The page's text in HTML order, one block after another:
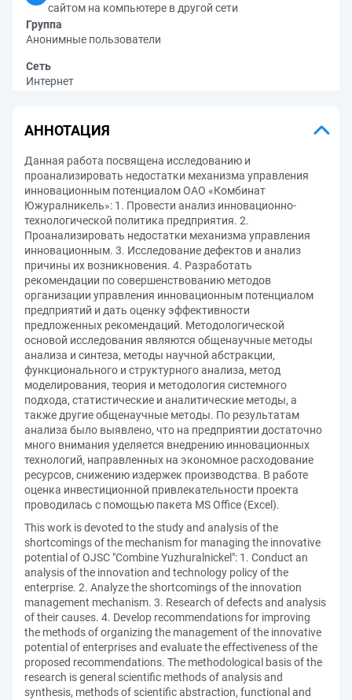
сайтом на компьютере в другой сети
Группа
Анонимные пользователи
Сеть
Интернет
АННОТАЦИЯ
Данная работа посвящена исследованию и
проанализировать недостатки механизма управления
инновационным потенциалом ОАО «Комбинат
Южуралникель»: 1. Провести анализ инновационно-
технологической политика предприятия. 2.
Проанализировать недостатки механизма управления
инновационным. 3. Исследование дефектов и анализ
причины их возникновения. 4. Разработать
рекомендации по совершенствованию методов
организации управления инновационным потенциалом
предприятий и дать оценку эффективности
предложенных рекомендаций. Методологической
основой исследования являются общенаучные методы
анализа и синтеза, методы научной абстракции,
функционального и структурного анализа, метод
моделирования, теория и методология системного
подхода, статистические и аналитические методы, а
также другие общенаучные методы. По результатам
анализа было выявлено, что на предприятии достаточно
много внимания уделяется внедрению инновационных
технологий, направленных на экономное расходование
ресурсов, снижению издержек производства. В работе
оценка инвестиционной привлекательности проекта
проводилась с помощью пакета MS Office (Excel).
This work is devoted to the study and analysis of the
shortcomings of the mechanism for managing the innovative
potential of OJSC "Combine Yuzhuralnickel": 1. Conduct an
analysis of the innovation and technology policy of the
enterprise. 2. Analyze the shortcomings of the innovation
management mechanism. 3. Research of defects and analysis
of their causes. 4. Develop recommendations for improving
the methods of organizing the management of the innovative
potential of enterprises and evaluate the effectiveness of the
proposed recommendations. The methodological basis of the
research is general scientific methods of analysis and
synthesis, methods of scientific abstraction, functional and